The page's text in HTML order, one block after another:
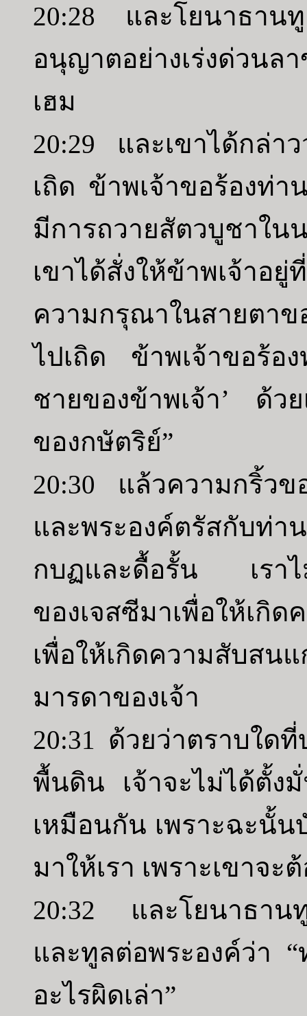
20:28 และโยนาธาน
อนุญาตอย่างเร่งด่วนลา
เฮม
20:29 และเขาได้กล่า
เถิด ข้าพเจ้าขอร้องท่า
มีการถวายสัตวบูชาใ
เขาได้สั่งให้ข้าพเจ้าอ
ความกรุณาในสายตา
ไปเถิด ข้าพเจ้าขอร้อ
ชายของข้าพเจ้า’ ด้วย
ของกษัตริย์”
20:30 แล้วความกริ้วข
และพระองค์ตรัสกับท่
กบฏและดื้อรั้น เราไม่
ของเจสซีมาเพื่อให้เกิ
เพื่อให้เกิดความสับสน
มารดาของเจ้า
20:31 ด้วยว่าตราบใด
พื้นดิน เจ้าจะไม่ได้ตั้ง
เหมือนกัน เพราะฉะนั้น
มาให้เรา เพราะเขาจะ
20:32 และโยนาธาน
และทูลต่อพระองค์ว่า
อะไรผิดเล่า”